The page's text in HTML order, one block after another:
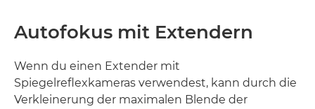
Autofokus mit Extendern
Wenn du einen Extender mit
Spiegelreflexkameras verwendest, kann durch die
Verkleinerung der maximalen Blende der